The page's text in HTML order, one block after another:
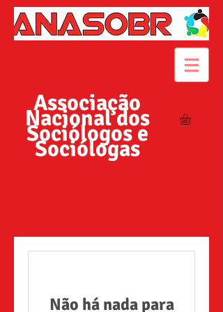
Associação
Nacional dos
Sociólogos e
Sociólogas
Não há nada para